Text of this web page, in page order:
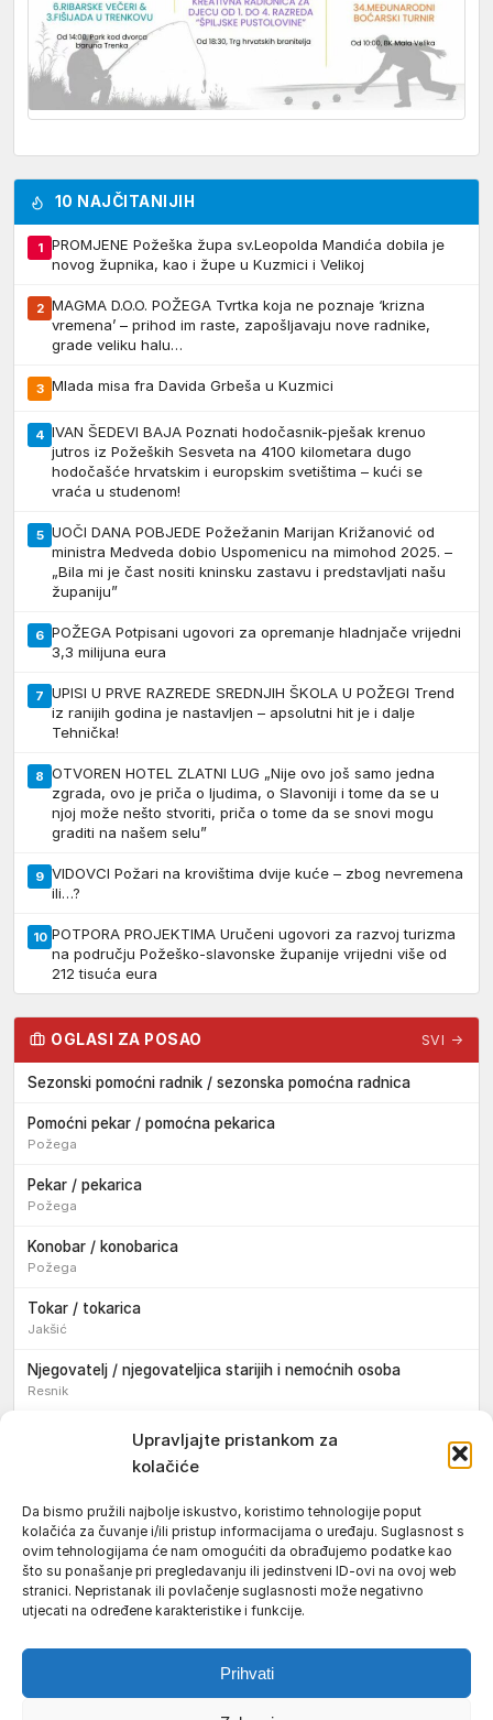
Upravljajte pristankom za
kolačiće
Da bismo pružili najbolje iskustvo, koristimo tehnologije poput
kolačića za čuvanje i/ili pristup informacijama o uređaju. Suglasnost s
ovim tehnologijama će nam omogućiti da obrađujemo podatke kao
što su ponašanje pri pregledavanju ili jedinstveni ID-ovi na ovoj web
stranici. Nepristanak ili povlačenje suglasnosti može negativno
utjecati na određene karakteristike i funkcije.
Prihvati
10 NAJČITANIJIH
1
PROMJENE Požeška župa sv.Leopolda Mandića dobila je
novog župnika, kao i župe u Kuzmici i Velikoj
2 MAGMA D.O.O. POŽEGA Tvrtka koja ne poznaje ‘krizna
vremena’ – prihod im raste, zapošljavaju nove radnike,
grade veliku halu…
3 Mlada misa fra Davida Grbeša u Kuzmici
4 IVAN ŠEDEVI BAJA Poznati hodočasnik-pješak krenuo
jutros iz Požeških Sesveta na 4100 kilometara dugo
hodočašće hrvatskim i europskim svetištima – kući se
vraća u studenom!
5 UOČI DANA POBJEDE Požežanin Marijan Križanović od
ministra Medveda dobio Uspomenicu na mimohod 2025. –
„Bila mi je čast nositi kninsku zastavu i predstavljati našu
županiju”
6 POŽEGA Potpisani ugovori za opremanje hladnjače vrijedni
3,3 milijuna eura
7 UPISI U PRVE RAZREDE SREDNJIH ŠKOLA U POŽEGI Trend
iz ranijih godina je nastavljen – apsolutni hit je i dalje
Tehnička!
8 OTVOREN HOTEL ZLATNI LUG „Nije ovo još samo jedna
zgrada, ovo je priča o ljudima, o Slavoniji i tome da se u
njoj može nešto stvoriti, priča o tome da se snovi mogu
graditi na našem selu”
9 VIDOVCI Požari na krovištima dvije kuće – zbog nevremena
ili…?
10 POTPORA PROJEKTIMA Uručeni ugovori za razvoj turizma
na području Požeško-slavonske županije vrijedni više od
212 tisuća eura
OGLASI ZA POSAO SVI →
Sezonski pomoćni radnik / sezonska pomoćna radnica
Pomoćni pekar / pomoćna pekarica
Požega
Pekar / pekarica
Požega
Konobar / konobarica
Požega
Tokar / tokarica
Jakšić
Njegovatelj / njegovateljica starijih i nemoćnih osoba
Resnik
Konobar / konobarica
Jakšić
Vozač / vozačica teretnog vozila s poluprikolicom
Požega
Pomoćnik/ica u nastavi